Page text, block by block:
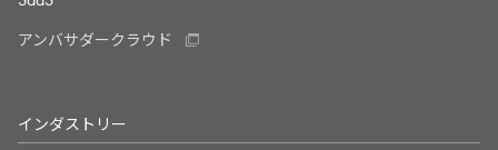
アンバサダークラウド
インダストリー